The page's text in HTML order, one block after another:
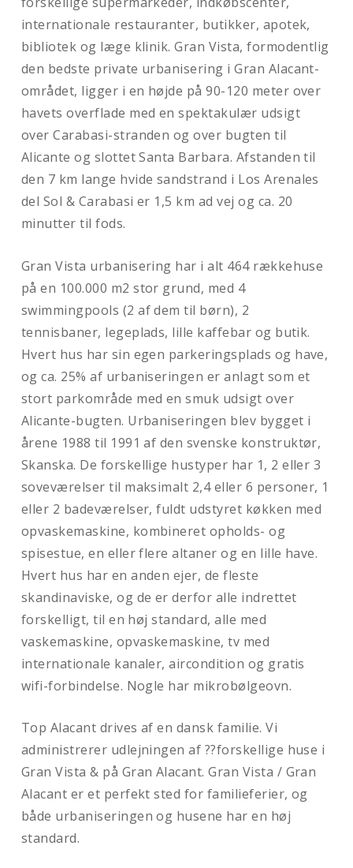
internationale restauranter, butikker, apotek,
bibliotek og læge klinik. Gran Vista, formodentlig
den bedste private urbanisering i Gran Alacant-
området, ligger i en højde på 90-120 meter over
havets overflade med en spektakulær udsigt
over Carabasi-stranden og over bugten til
Alicante og slottet Santa Barbara. Afstanden til
den 7 km lange hvide sandstrand i Los Arenales
del Sol & Carabasi er 1,5 km ad vej og ca. 20
minutter til fods.
Gran Vista urbanisering har i alt 464 rækkehuse
på en 100.000 m2 stor grund, med 4
swimmingpools (2 af dem til børn), 2
tennisbaner, legeplads, lille kaffebar og butik.
Hvert hus har sin egen parkeringsplads og have,
og ca. 25% af urbaniseringen er anlagt som et
stort parkområde med en smuk udsigt over
Alicante-bugten. Urbaniseringen blev bygget i
årene 1988 til 1991 af den svenske konstruktør,
Skanska. De forskellige hustyper har 1, 2 eller 3
soveværelser til maksimalt 2,4 eller 6 personer, 1
eller 2 badeværelser, fuldt udstyret køkken med
opvaskemaskine, kombineret opholds- og
spisestue, en eller flere altaner og en lille have.
Hvert hus har en anden ejer, de fleste
skandinaviske, og de er derfor alle indrettet
forskelligt, til en høj standard, alle med
vaskemaskine, opvaskemaskine, tv med
internationale kanaler, aircondition og gratis
wifi-forbindelse. Nogle har mikrobølgeovn.
Top Alacant drives af en dansk familie. Vi
administrerer udlejningen af ??forskellige huse i
Gran Vista & på Gran Alacant. Gran Vista / Gran
Alacant er et perfekt sted for familieferier, og
både urbaniseringen og husene har en høj
standard.